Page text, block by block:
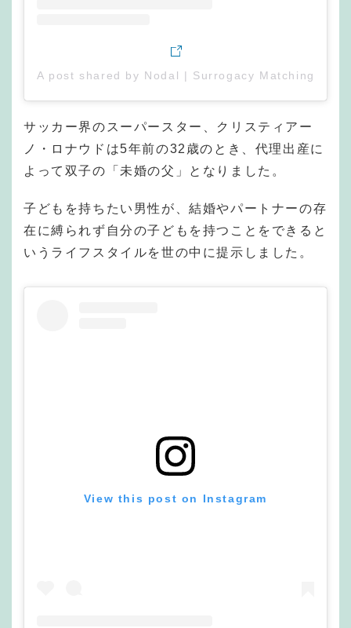
A post shared by Nodal | Surrogacy Matching
サッカー界のスーパースター、クリスティアー
ノ・ロナウドは5年前の32歳のとき、代理出産に
よって双子の「未婚の父」となりました。
子どもを持ちたい男性が、結婚やパートナーの存
在に縛られず自分の子どもを持つことをできると
いうライフスタイルを世の中に提示しました。
View this post on Instagram